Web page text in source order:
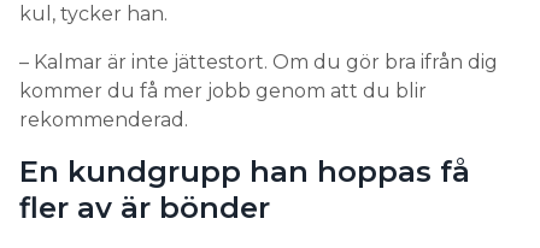
kul, tycker han.
– Kalmar är inte jättestort. Om du gör bra ifrån dig
kommer du få mer jobb genom att du blir
rekommenderad.
En kundgrupp han hoppas få
fler av är bönder